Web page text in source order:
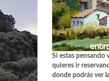
Si estas pensando
quieres ir
donde podrás ver